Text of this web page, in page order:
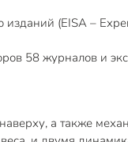
(EISA –
58 журналов и
а также